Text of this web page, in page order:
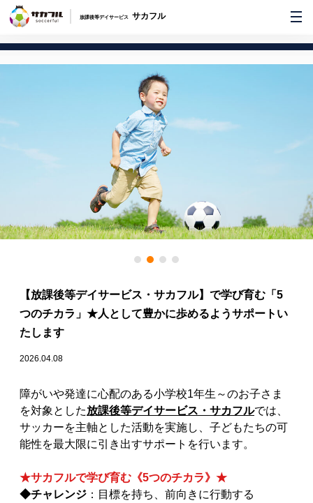
放課後等デイサービス サカフル
【放課後等デイサービス・サカフル】で学び育む「5
つのチカラ」★人として豊かに歩めるようサポートい
たします
2026.04.08
障がいや発達に心配のある小学校1年生～のお子さま
を対象とした放課後等デイサービス・サカフルでは、
サッカーを主軸とした活動を実施し、子どもたちの可
能性を最大限に引き出すサポートを行います。
★サカフルで学び育む《5つのチカラ》★
◆チャレンジ ：目標を持ち、前向きに行動する